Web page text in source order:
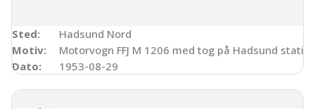
Sted:
Hadsund Nord
Motiv:
Motorvogn FFJ M 1206 med tog på Hadsund
Dato:
1953-08-29